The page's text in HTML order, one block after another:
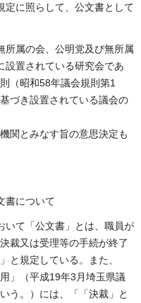
定に照らして、公文書として
属の会、公明党及び無所属
設置されている研究会であ
（昭和58年議会規則第1
づき設置されている議会の
関とみなす旨の意思決定も
書について
いて「公文書」とは、職員が
裁又は受理等の手続が終了
と規定している。また、
」（平成19年3月埼玉県議
う。）には、「「決裁」と